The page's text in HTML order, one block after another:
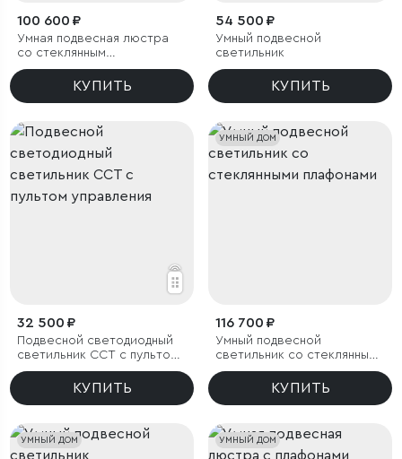
100 600 ₽
Умная подвесная люстра
со стеклянным
рассеивателем
КУПИТЬ
54 500 ₽
Умный подвесной
светильник
КУПИТЬ
32 500 ₽
Подвесной светодиодный
светильник ССТ с пультом
управления
КУПИТЬ
УМНЫЙ ДОМ
116 700 ₽
Умный подвесной
светильник со стеклянными
плафонами
КУПИТЬ
УМНЫЙ ДОМ УМНЫЙ ДОМ